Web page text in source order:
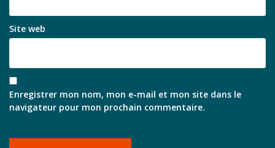
Site web
Enregistrer mon nom, mon e-mail et mon site dans le
navigateur pour mon prochain commentaire.